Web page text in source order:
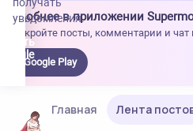
Удобнее в приложении
Откройте посты, комментарии и
Google Play
уведомления.
Главная
Лента